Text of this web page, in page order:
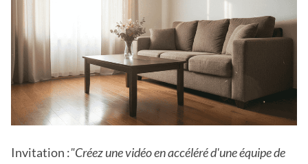
Invitation :"Créez une vidéo en accéléré d'une équipe de